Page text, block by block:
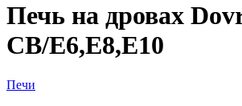
Печь на дровах
CB/E6,E8,E10
Печи